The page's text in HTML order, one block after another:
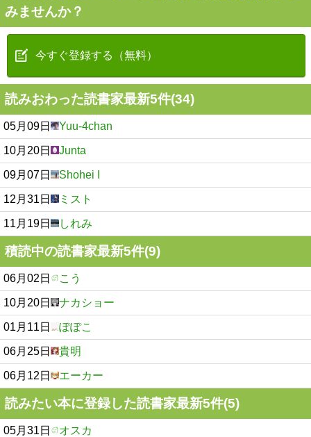
みませんか？
今すぐ登録する（無料）
読みおわった読書家最新5件(34)
05月09日 Yuu-4chan
10月20日 Junta
09月07日 Shohei I
12月31日 ミスト
11月19日 しれみ
積読中の読書家最新5件(9)
06月02日 こう
10月20日 ナカショー
01月11日 ぽぽこ
06月25日 貴明
06月12日 エーカー
読みたい本に登録した読書家最新5件(5)
05月31日 オスカ